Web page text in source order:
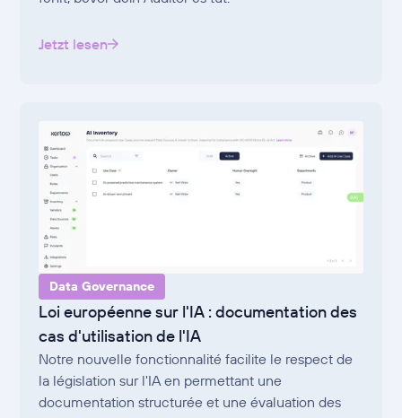
Jetzt lesen
Data Governance
Loi européenne sur l'IA : documentation des
cas d'utilisation de l'IA
Notre nouvelle fonctionnalité facilite le respect de
la législation sur l'IA en permettant une
documentation structurée et une évaluation des